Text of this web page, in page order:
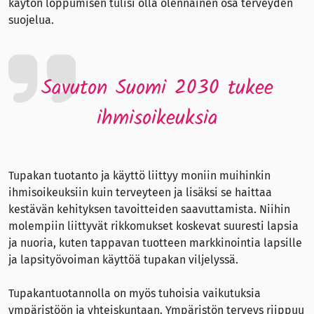
käytön loppumisen tulisi olla olennainen osa terveyden
suojelua.
Savuton Suomi 2030 tukee
ihmisoikeuksia
Tupakan tuotanto ja käyttö liittyy moniin muihinkin
ihmisoikeuksiin kuin terveyteen ja lisäksi se haittaa
kestävän kehityksen tavoitteiden saavuttamista. Niihin
molempiin liittyvät rikkomukset koskevat suuresti lapsia
ja nuoria, kuten tappavan tuotteen markkinointia lapsille
ja lapsityövoiman käyttöä tupakan viljelyssä.
Tupakantuotannolla on myös tuhoisia vaikutuksia
ympäristöön ja yhteiskuntaan. Ympäristön terveys riippuu